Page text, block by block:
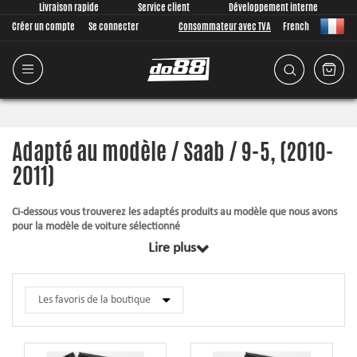
Livraison rapide Service client
Développement interne
Créer un compte
Se connecter Consommateur avec TVA French
Adapté au modèle / Saab / 9-5, (2010-
2011)
Ci-dessous vous trouverez les adaptés produits au modèle que nous avons
pour la modèle de voiture sélectionné
Tous les produits dans cette catégorie sont conjointement conçus à partir
l’ajustement soit aussi bon possible pour le produit. Les articles
plus élevée, améliore l’apparence et donne une fiabilité opérationnelle
Lire plus